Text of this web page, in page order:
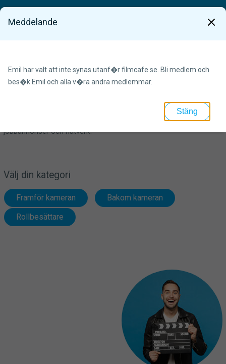
Bli medlem snabbt och enkelt
castingprocessen lättare. Skapa och hitta professionella profiler,
jobbannonser och nätverk!
Välj din kategori
Framför kameran
Bakom kameran
Rollbesättare
Meddelande
Emil har valt att inte synas utanf�r filmcafe.se. Bli medlem och
bes�k Emil och alla v�ra andra medlemmar.
Stäng